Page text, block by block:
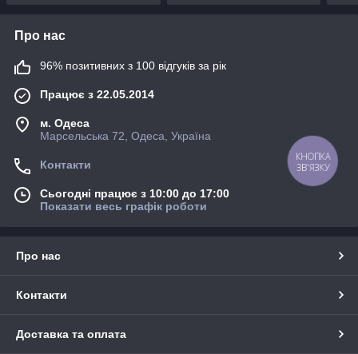
Про нас
96% позитивних з 100 відгуків за рік
Працює з 22.05.2014
м. Одеса
Марсельська 72, Одеса, Україна
Контакти
Сьогодні працює з 10:00 до 17:00
Показати весь графік роботи
Про нас
Контакти
Доставка та оплата
КНОПКА
ЗВ'ЯЗКУ